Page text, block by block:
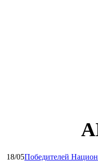
18/05Победителей